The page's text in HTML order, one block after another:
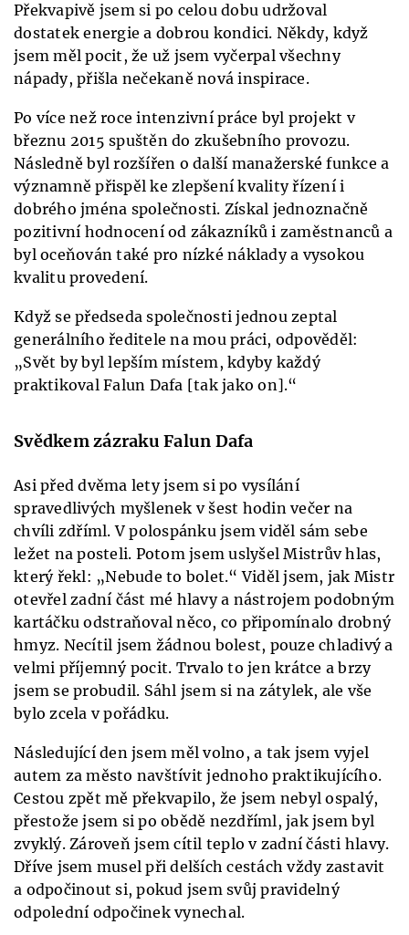
Překvapivě jsem si po celou dobu udržoval
dostatek energie a dobrou kondici. Někdy, když
jsem měl pocit, že už jsem vyčerpal všechny
nápady, přišla nečekaně nová inspirace.
Po více než roce intenzivní práce byl projekt v
březnu 2015 spuštěn do zkušebního provozu.
Následně byl rozšířen o další manažerské funkce a
významně přispěl ke zlepšení kvality řízení i
dobrého jména společnosti. Získal jednoznačně
pozitivní hodnocení od zákazníků i zaměstnanců a
byl oceňován také pro nízké náklady a vysokou
kvalitu provedení.
Když se předseda společnosti jednou zeptal
generálního ředitele na mou práci, odpověděl:
„Svět by byl lepším místem, kdyby každý
praktikoval Falun Dafa [tak jako on].“
Svědkem zázraku Falun Dafa
Asi před dvěma lety jsem si po vysílání
spravedlivých myšlenek v šest hodin večer na
chvíli zdříml. V polospánku jsem viděl sám sebe
ležet na posteli. Potom jsem uslyšel Mistrův hlas,
který řekl: „Nebude to bolet.“ Viděl jsem, jak Mistr
otevřel zadní část mé hlavy a nástrojem podobným
kartáčku odstraňoval něco, co připomínalo drobný
hmyz. Necítil jsem žádnou bolest, pouze chladivý a
velmi příjemný pocit. Trvalo to jen krátce a brzy
jsem se probudil. Sáhl jsem si na zátylek, ale vše
bylo zcela v pořádku.
Následující den jsem měl volno, a tak jsem vyjel
autem za město navštívit jednoho praktikujícího.
Cestou zpět mě překvapilo, že jsem nebyl ospalý,
přestože jsem si po obědě nezdříml, jak jsem byl
zvyklý. Zároveň jsem cítil teplo v zadní části hlavy.
Dříve jsem musel při delších cestách vždy zastavit
a odpočinout si, pokud jsem svůj pravidelný
odpolední odpočinek vynechal.